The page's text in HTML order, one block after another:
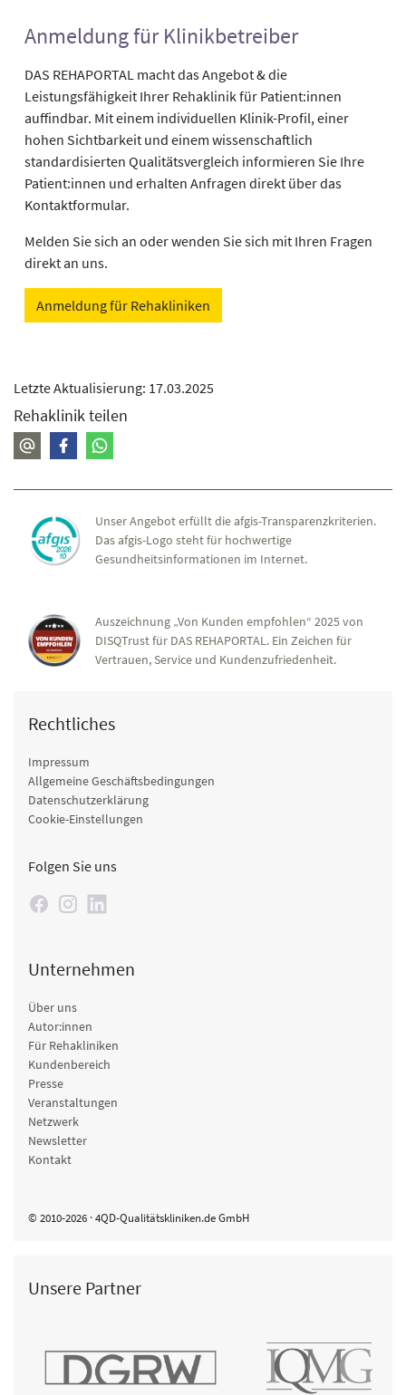
Anmeldung für Klinikbetreiber
DAS REHAPORTAL macht das Angebot & die
Leistungsfähigkeit Ihrer Rehaklinik für Patient:innen
auffindbar. Mit einem individuellen Klinik-Profil, einer
hohen Sichtbarkeit und einem wissenschaftlich
standardisierten Qualitätsvergleich informieren Sie Ihre
Patient:innen und erhalten Anfragen direkt über das
Kontaktformular.
Melden Sie sich an oder wenden Sie sich mit Ihren Fragen
direkt an uns.
Anmeldung für Rehakliniken
Letzte Aktualisierung: 17.03.2025
Rehaklinik teilen
Unser Angebot erfüllt die afgis-Transparenzkriterien.
Das afgis-Logo steht für hochwertige
Gesundheitsinformationen im Internet.
Auszeichnung „Von Kunden empfohlen“ 2025 von
DISQTrust für DAS REHAPORTAL. Ein Zeichen für
Vertrauen, Service und Kundenzufriedenheit.
Rechtliches
Impressum
Allgemeine Geschäftsbedingungen
Datenschutzerklärung
Cookie-Einstellungen
Folgen Sie uns
Unternehmen
Über uns
Autor:innen
Für Rehakliniken
Kundenbereich
Presse
Veranstaltungen
Netzwerk
Newsletter
Kontakt
© 2010-2026 · 4QD-Qualitätskliniken.de GmbH
Unsere Partner